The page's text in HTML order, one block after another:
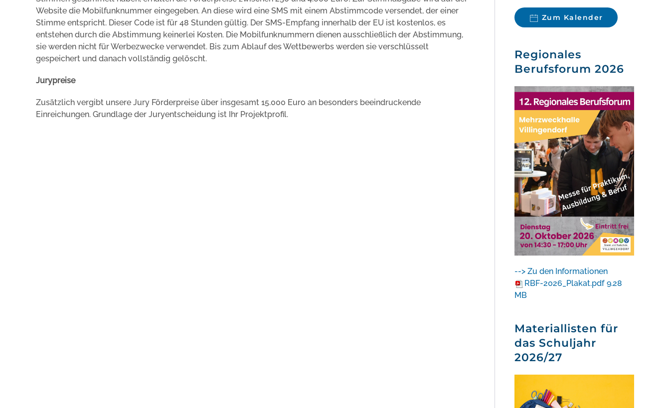
Website die Mobilfunknummer eingegeben. An diese wird eine SMS mit einem Abstimmcode versendet, der einer
Stimme entspricht. Dieser Code ist für 48 Stunden gültig. Der SMS-Empfang innerhalb der EU ist kostenlos, es
entstehen durch die Abstimmung keinerlei Kosten. Die Mobilfunknummern dienen ausschließlich der Abstimmung,
sie werden nicht für Werbezwecke verwendet. Bis zum Ablauf des Wettbewerbs werden sie verschlüsselt
gespeichert und danach vollständig gelöscht.
Jurypreise
Zusätzlich vergibt unsere Jury Förderpreise über insgesamt 15.000 Euro an besonders beeindruckende
Einreichungen. Grundlage der Juryentscheidung ist Ihr Projektprofil.
Zum Kalender
Regionales
Berufsforum 2026
--> Zu den Informationen
RBF-2026_Plakat.pdf 9.28
MB
Materiallisten für
das Schuljahr
2026/27